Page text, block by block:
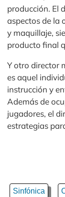
producción. El
aspectos de la
y maquillaje,
producto final
Y otro director
es aquel
instrucción y
Además de
jugadores, el
estrategias
Sinfónica